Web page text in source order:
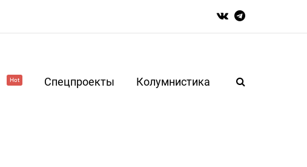
Hot Спецпроекты Колумнистика